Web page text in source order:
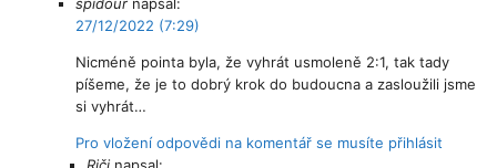
27/12/2022 (7:29)
Nicméně pointa byla, že vyhrát usmoleně 2:1, tak tady
píšeme, že je to dobrý krok do budoucna a zasloužili jsme
si vyhrát…
Pro vložení odpovědi na komentář se musíte přihlásit
Riči napsal: